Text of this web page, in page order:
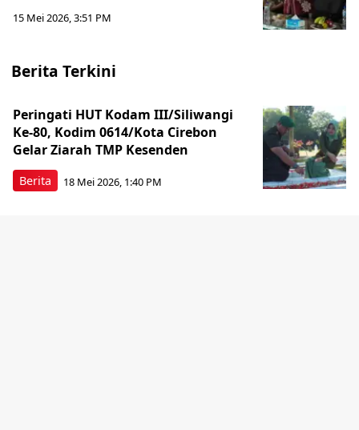
15 Mei 2026, 3:51 PM
Berita Terkini
Berita
Peringati HUT Kodam III/Siliwangi
Ke-80, Kodim 0614/Kota Cirebon
Gelar Ziarah TMP Kesenden
18 Mei 2026, 1:40 PM